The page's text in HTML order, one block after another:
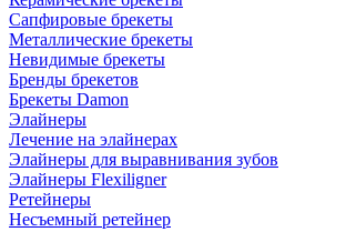
Сапфировые брекеты
Металлические брекеты
Невидимые брекеты
Бренды брекетов
Брекеты Damon
Элайнеры
Лечение на элайнерах
Элайнеры для выравнивания зубов
Элайнеры Flexiligner
Ретейнеры
Несъемный ретейнер